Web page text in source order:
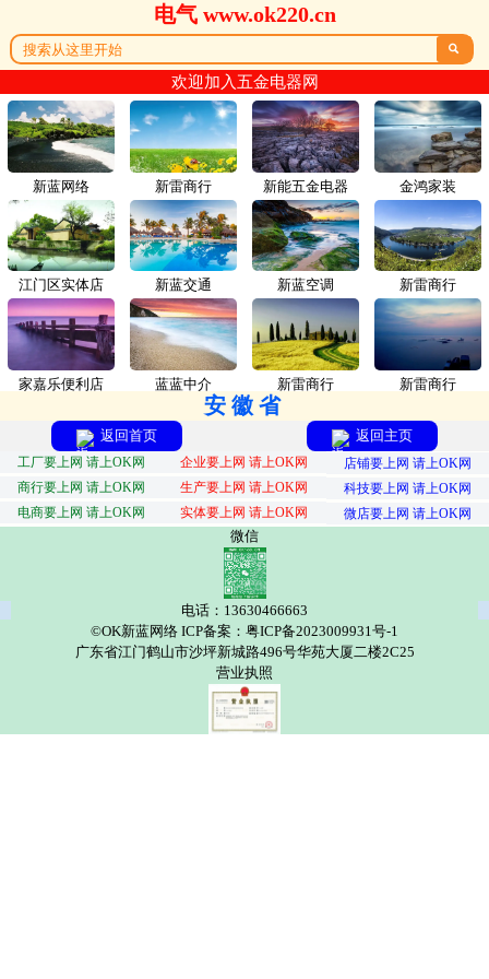
电气 www.ok220.cn

欢迎加入五金电器网
新蓝网络 新雷商行
江门区实体店 新蓝交通
家嘉乐便利店 蓝蓝中介
新能五金电器 金鸿家装
新蓝空调 新雷商行
新雷商行 新雷商行
安徽省
返回首页 返回主页
工厂要上网 请上OK网 企业要上网 请上OK网
店铺要上网 请上OK网
商行要上网 请上OK网
生产要上网 请上OK网
科技要上网 请上OK网
电商要上网 请上OK网
实体要上网 请上OK网 微店要上网 请上OK网
微信
电话：13630466663
©OK新蓝网络 ICP备案：粤ICP备2023009931号-1
广东省江门鹤山市沙坪新城路496号华苑大厦二楼2C25
营业执照